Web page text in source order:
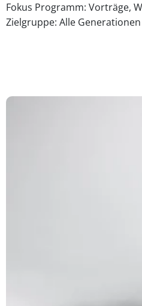
Fokus Programm: Vorträge,
Zielgruppe: Alle